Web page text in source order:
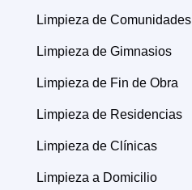
Limpieza de Comunidades
Limpieza de Gimnasios
Limpieza de Fin de Obra
Limpieza de Residencias
Limpieza de Clínicas
Limpieza a Domicilio